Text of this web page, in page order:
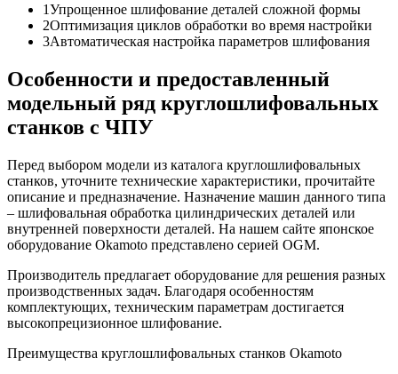
1Упрощенное шлифование деталей сложной формы
2Оптимизация циклов обработки во время настройки
3Автоматическая настройка параметров шлифования
Особенности и предоставленный
модельный ряд круглошлифовальных
станков с ЧПУ
Перед выбором модели из каталога круглошлифовальных
станков, уточните технические характеристики, прочитайте
описание и предназначение. Назначение машин данного типа
– шлифовальная обработка цилиндрических деталей или
внутренней поверхности деталей. На нашем сайте японское
оборудование Okamoto представлено серией OGM.
Производитель предлагает оборудование для решения разных
производственных задач. Благодаря особенностям
комплектующих, техническим параметрам достигается
высокопрецизионное шлифование.
Преимущества круглошлифовальных станков Okamoto